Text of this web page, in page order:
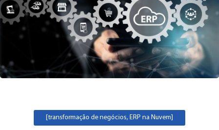
[transformação de negócios, ERP na Nuvem]